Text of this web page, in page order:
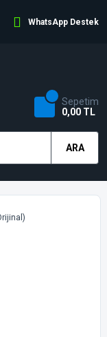
WhatsApp Destek
ARA
Sepetim
0,00 TL